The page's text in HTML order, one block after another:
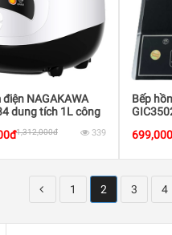
điện NAGAKAWA
dung tích 1L công
1,312,000đ 339
Bếp
1 2 3 4